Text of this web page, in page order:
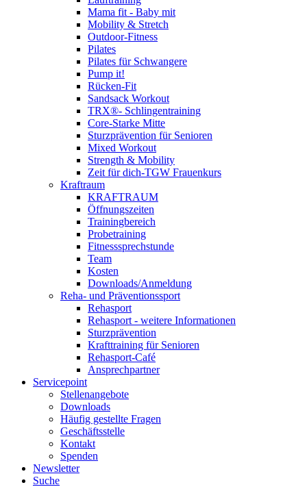
Mama fit - Baby mit
Mobility & Stretch
Outdoor-Fitness
Pilates
Pilates für Schwangere
Pump it!
Rücken-Fit
Sandsack Workout
TRX®- Schlingentraining
Core-Starke Mitte
Sturzprävention für Senioren
Mixed Workout
Strength & Mobility
Zeit für dich-TGW Frauenkurs
Kraftraum
KRAFTRAUM
Öffnungszeiten
Trainingbereich
Probetraining
Fitnesssprechstunde
Team
Kosten
Downloads/Anmeldung
Reha- und Präventionssport
Rehasport
Rehasport - weitere Informationen
Sturzprävention
Krafttraining für Senioren
Rehasport-Café
Ansprechpartner
Servicepoint
Stellenangebote
Downloads
Häufig gestellte Fragen
Geschäftsstelle
Kontakt
Spenden
Newsletter
Suche